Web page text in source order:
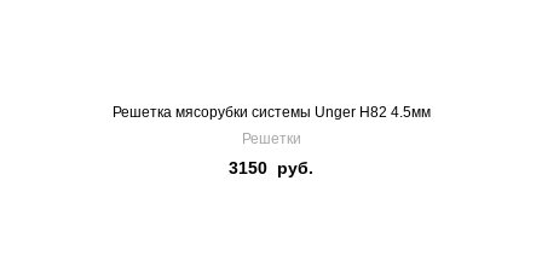
Решетка мясорубки системы Unger H82 4.5мм
Решетки
3150 руб.